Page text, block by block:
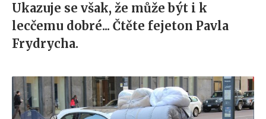
Ukazuje se však, že může být i k
lecčemu dobré... Čtěte fejeton Pavla
Frydrycha.